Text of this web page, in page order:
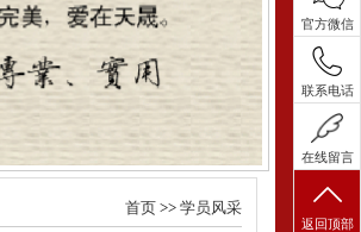
首页>> 学员风采
官方微信
联系电话
在线留言
返回顶部